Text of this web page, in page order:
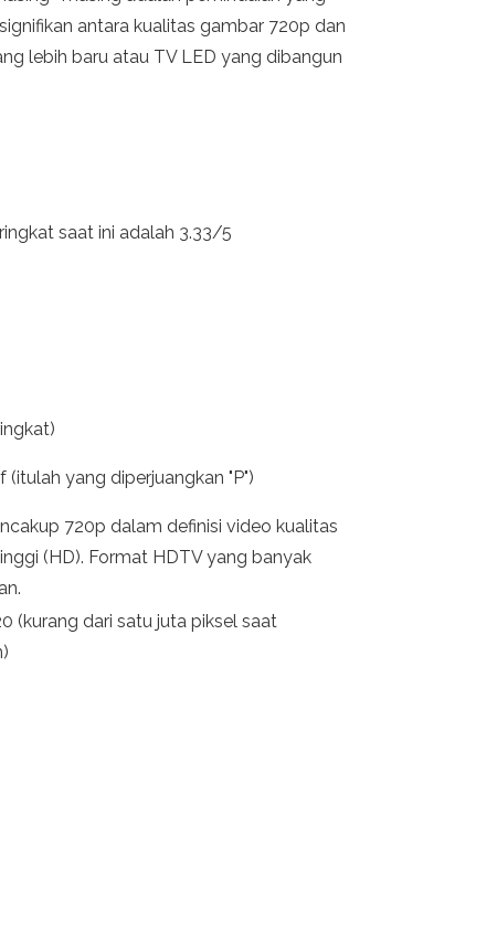
antara kualitas gambar 720p dan
lebih baru atau TV LED yang dibangun
saat ini adalah 3.33/5
(itulah yang diperjuangkan "P")
720p dalam definisi video kualitas
(HD). Format HDTV yang banyak
(kurang dari satu juta piksel saat